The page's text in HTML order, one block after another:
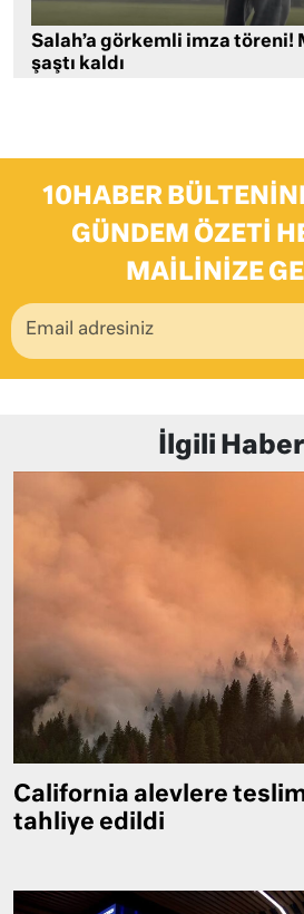
Salah’a görkemli imza töreni!
şaştı kaldı
10HABER
GÜNDEM ÖZETI
MAILINIZE
İlgili
California alevlere
tahliye edildi